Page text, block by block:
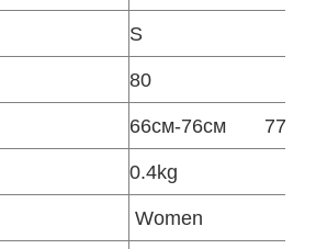
S
80
66см-76см
0.4kg
Women